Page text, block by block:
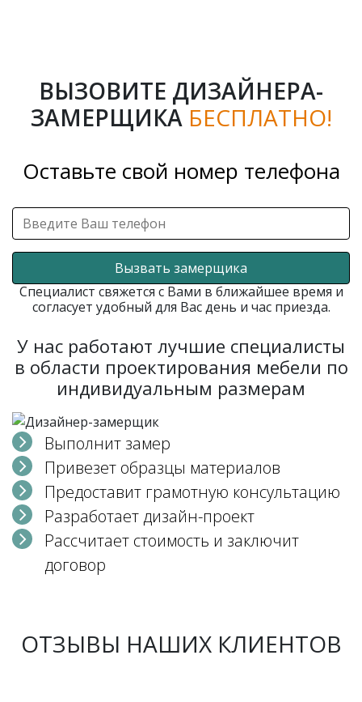
ВЫЗОВИТЕ ДИЗАЙНЕРА-
ЗАМЕРЩИКА БЕСПЛАТНО!
Оставьте свой номер телефона
Вызвать замерщика
Специалист свяжется с Вами в ближайшее время и
согласует удобный для Вас день и час приезда.
У нас работают лучшие специалисты
в области проектирования мебели по
индивидуальным размерам
Выполнит замер
Привезет образцы материалов
Предоставит грамотную консультацию
Разработает дизайн-проект
Рассчитает стоимость и заключит
договор
ОТЗЫВЫ НАШИХ КЛИЕНТОВ